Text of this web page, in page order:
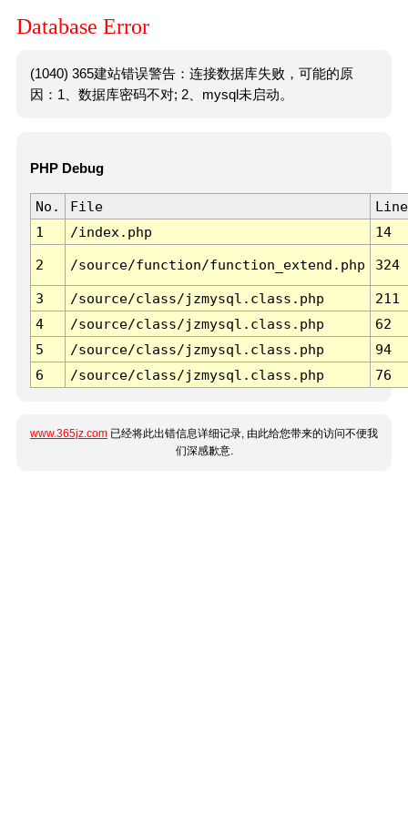
Database Error
(1040) 365建站错误警告：连接数据库失败，可能的原
因：1、数据库密码不对; 2、mysql未启动。
PHP Debug
No. File
Line
1
/index.php 14
2 /source/function/function_extend.php 324
3 /source/class/jzmysql.class.php
211
4
/source/class/jzmysql.class.php
62
5
/source/class/jzmysql.class.php
94
6
/source/class/jzmysql.class.php 76
www.365jz.com 已经将此出错信息详细记录, 由此给您带来的访问不便我
们深感歉意.